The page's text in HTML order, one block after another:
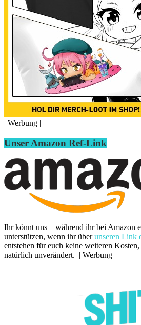
| Werbung |
Unser Amazon Ref-Link
Ihr könnt uns – während ihr bei Amazon
unterstützen, wenn ihr überunseren Link
entstehen für euch keine weiteren
natürlich unverändert. | Werbung |